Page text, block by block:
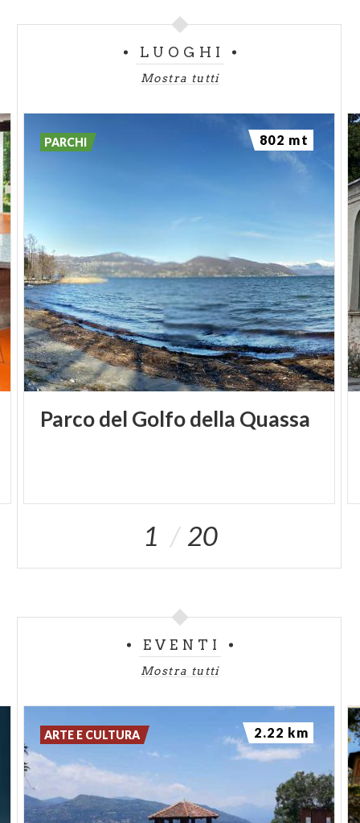
LUOGHI
Mostra tutti
Parcodel Golfodella Quassa
PARCHI 802 mt
1 20
EVENTI
Mostra tutti
ARTE E CULTURA 2.22 km